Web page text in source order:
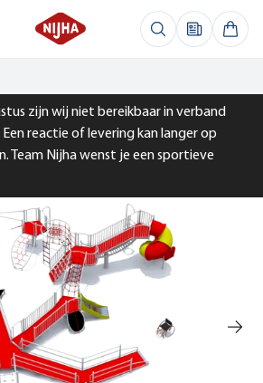
zijn wij niet bereikbaar in verband
reactie of levering kan langer op
Team Nijha wenst je een sportieve